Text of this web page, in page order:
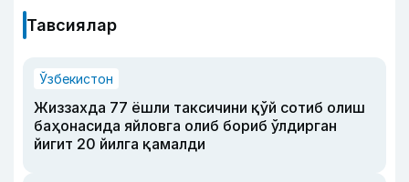
Тавсиялар
Ўзбекистон
Жиззахда 77 ёшли таксичини қўй сотиб олиш
баҳонасида яйловга олиб бориб ўлдирган
йигит 20 йилга қамалди